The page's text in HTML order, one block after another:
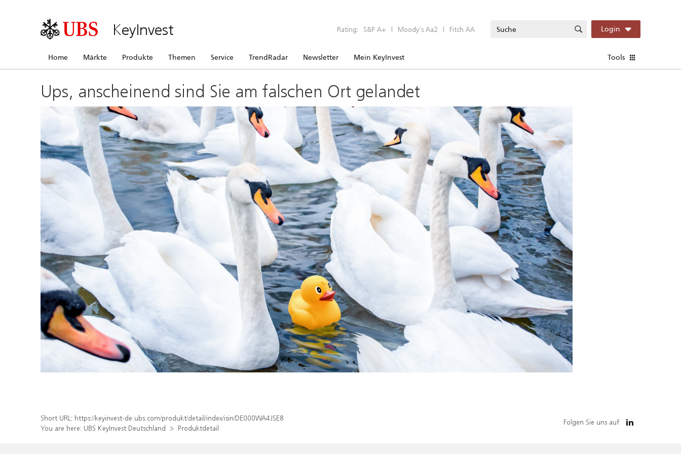
KeyInvest Rating: S&P A+ | Moody’s Aa2 | Fitch AA Login
Home Märkte Produkte Themen Service TrendRadar Newsletter Mein KeyInvest Tools
Ups, anscheinend sind Sie am falschen Ort gelandet
Short URL: https://keyinvest-de.ubs.com/produkt/detail/index/isin/DE000WA4JSE8
You are here: UBS KeyInvest Deutschland Produktdetail
Folgen Sie uns auf